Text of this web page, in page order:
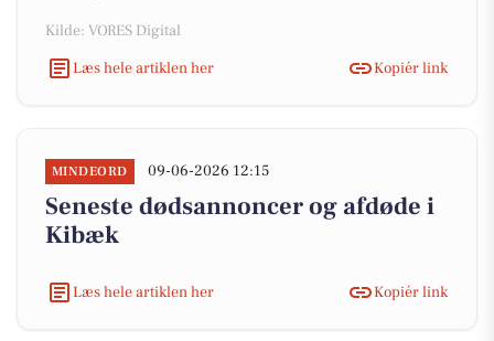
Kilde: VORES Digital
Læs hele artiklen her
Kopiér link
MINDEORD 09-06-2026 12:15
Seneste dødsannoncer og afdøde i
Kibæk
Læs hele artiklen her Kopiér link